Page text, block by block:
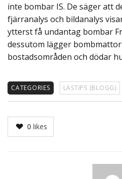
inte bombar IS. De säger att
fjärranalys och bildanalys
ytterst få undantag bombar
dessutom lägger
bostadsområden och dödar
CATEGORIES LÄSTIPS (BLOGG)
0 likes